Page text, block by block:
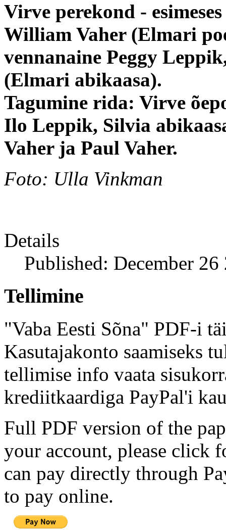
Virve perekond -
William Vaher (Elmari
vennanaine Peggy
(Elmari abikaasa).
Tagumine rida: Virve
Ilo Leppik, Silvia
Vaher ja Paul Vaher.
Foto: Ulla Vinkman
Details
Published: December 26
Tellimine
"Vaba Eesti Sõna" PDF-i
Kasutajakonto saamiseks
tellimise info vaata
krediitkaardiga PayPal'i
Full PDF version of the
your account, please click
can pay directly through
to pay online.